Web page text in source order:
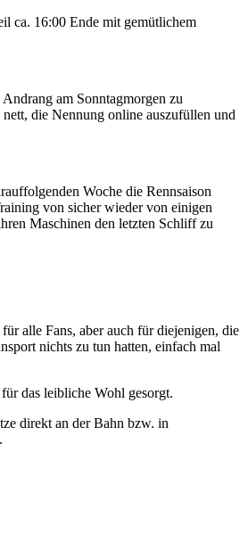
ca. 16:00 Ende mit gemütlichem
am Sonntagmorgen zu
nett, die Nennung online auszufüllen und
Woche die Rennsaison
von sicher wieder von einigen
Maschinen den letzten Schliff zu
alle Fans, aber auch für diejenigen, die
nichts zu tun hatten, einfach mal
das leibliche Wohl gesorgt.
direkt an der Bahn bzw. in